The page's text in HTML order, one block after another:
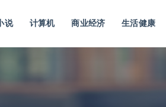
说 计算机 商业经济 生活健康